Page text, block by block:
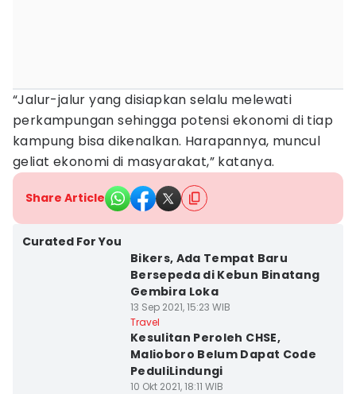
“Jalur-jalur yang disiapkan selalu melewati
perkampungan sehingga potensi ekonomi di tiap
kampung bisa dikenalkan. Harapannya, muncul
geliat ekonomi di masyarakat,” katanya.
Share Article
Curated For You
Bikers, Ada Tempat Baru
Bersepeda di Kebun Binatang
Gembira Loka
13 Sep 2021, 15:23 WIB
Travel
Kesulitan Peroleh CHSE,
Malioboro Belum Dapat Code
PeduliLindungi
10 Okt 2021, 18:11 WIB